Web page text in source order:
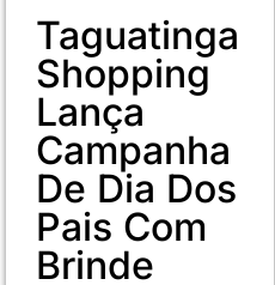
Taguatinga
Shopping
Lança
Campanha
De Dia Dos
Pais Com
Brinde